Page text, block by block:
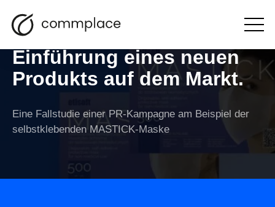
PR-Kampagne -
Einführung eines neuen
Produkts auf dem Markt.
Eine Fallstudie einer PR-Kampagne am Beispiel der
selbstklebenden MASTICK-Maske